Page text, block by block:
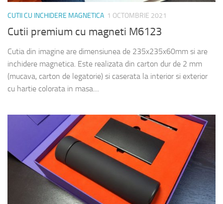
CUTII CU INCHIDERE MAGNETICA 1 OCTOMBRIE 2021
Cutii premium cu magneti M6123
Cutia din imagine are dimensiunea de 235x235x60mm si are
inchidere magnetica. Este realizata din carton dur de 2 mm
(mucava, carton de legatorie) si caserata la interior si exterior
cu hartie colorata in masa....